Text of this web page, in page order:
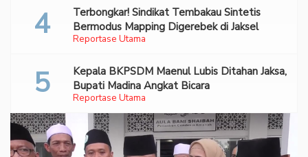
Reportase Utama
Terbongkar! Sindikat Tembakau Sintetis
Bermodus Mapping Digerebek di Jaksel
Reportase Utama
Kepala BKPSDM Maenul Lubis Ditahan Jaksa,
Bupati Madina Angkat Bicara